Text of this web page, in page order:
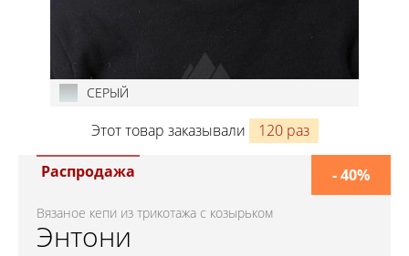
СЕРЫЙ
Этот товар заказывали 120 раз
Распродажа
Вязаное кепи из трикотажа с козырьком
Энтони
- 40%